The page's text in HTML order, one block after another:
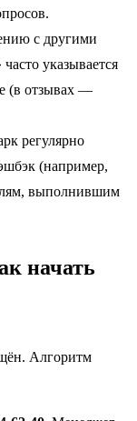
с другими
указывается
(в отзывах —
регулярно
(например,
выполнившим
начать
Алгоритм